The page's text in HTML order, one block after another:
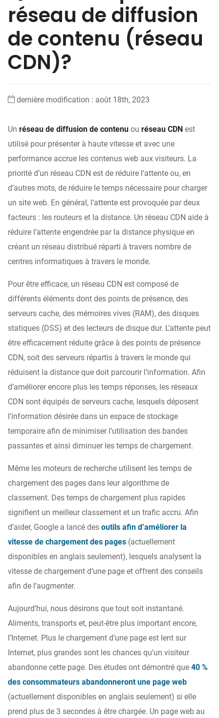
réseau de diffusion
de contenu (réseau
CDN)?
dernière modification : août 18th, 2023
Un réseau de diffusion de contenu ou réseau CDN est
utilisé pour présenter à haute vitesse et avec une
performance accrue les contenus web aux visiteurs. La
priorité d’un réseau CDN est de réduire l’attente ou, en
d’autres mots, de réduire le temps nécessaire pour charger
un site web. En général, l’attente est provoquée par deux
facteurs : les routeurs et la distance. Un réseau CDN aide à
réduire l’attente engendrée par la distance physique en
créant un réseau distribué réparti à travers nombre de
centres informatiques à travers le monde.
Pour être efficace, un réseau CDN est composé de
différents éléments dont des points de présence, des
serveurs cache, des mémoires vives (RAM), des disques
statiques (DSS) et des lecteurs de disque dur. L’attente peut
être efficacement réduite grâce à des points de présence
CDN, soit des serveurs répartis à travers le monde qui
réduisent la distance que doit parcourir l’information. Afin
d’améliorer encore plus les temps réponses, les réseaux
CDN sont équipés de serveurs cache, lesquels déposent
l’information désirée dans un espace de stockage
temporaire afin de minimiser l’utilisation des bandes
passantes et ainsi diminuer les temps de chargement.
Même les moteurs de recherche utilisent les temps de
chargement des pages dans leur algorithme de
classement. Des temps de chargement plus rapides
signifient un meilleur classement et un trafic accru. Afin
d’aider, Google a lancé des outils afin d’améliorer la
vitesse de chargement des pages (actuellement
disponibles en anglais seulement), lesquels analysent la
vitesse de chargement d’une page et offrent des conseils
afin de l’augmenter.
Aujourd’hui, nous désirons que tout soit instantané.
Aliments, transports et, peut-être plus important encore,
l’Internet. Plus le chargement d’une page est lent sur
Internet, plus grandes sont les chances qu’un visiteur
abandonne cette page. Des études ont démontré que 40 %
des consommateurs abandonneront une page web
(actuellement disponibles en anglais seulement) si elle
prend plus de 3 secondes à être chargée. Un page web au